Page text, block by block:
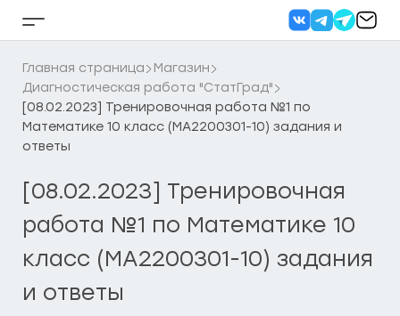
Кнопка
бокового
меню
Главная страница
Магазин
Диагностическая работа "СтатГрад"
[08.02.2023] Тренировочная работа №1 по
Математике 10 класс (МА2200301-10) задания и
ответы
[08.02.2023] Тренировочная
работа №1 по Математике 10
класс (МА2200301-10) задания
и ответы